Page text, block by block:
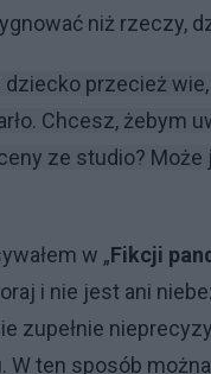
niż rzeczy,
dziecko przecież
Chcesz, żebym
ze studio?
w „Fikcji
i nie jest ani
zupełnie
W ten sposób